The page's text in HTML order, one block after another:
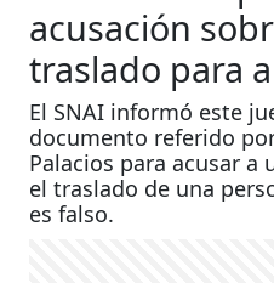
acusación
traslado para
El SNAI informó este
documento referido
Palacios para acusar a
el traslado de una
es falso.